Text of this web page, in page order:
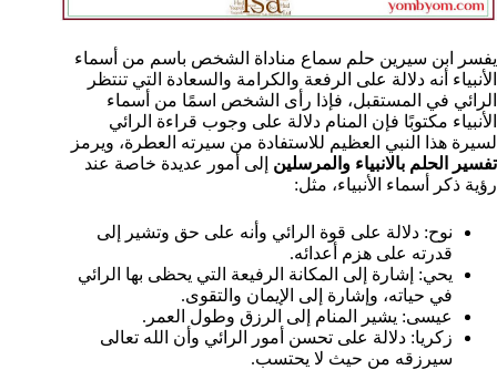
يفسر ابن سيرين حلم سماع مناداة الشخص باسم من أسماء
الأنبياء أنه دلالة على الرفعة والكرامة والسعادة التي تنتظر
الرائي في المستقبل، فإذا رأى الشخص اسمًا من أسماء
الأنبياء مكتوبًا فإن المنام دلالة على وجوب قراءة الرائي
لسيرة هذا النبي العظيم للاستفادة من سيرته العطرة، ويرمز
تفسير الحلم بالانبياء والمرسلين إلى أمور عديدة خاصة عند
رؤية ذكر أسماء الأنبياء، مثل:
نوح: دلالة على قوة الرائي وأنه على حق وتشير إلى
قدرته على هزم أعدائه.
يحي: إشارة إلى المكانة الرفيعة التي يحظى بها الرائي
في حياته، وإشارة إلى الإيمان والتقوى.
عيسى: يشير المنام إلى الرزق وطول العمر.
زكريا: دلالة على تحسن أمور الرائي وأن الله تعالى
سيرزقه من حيث لا يحتسب.